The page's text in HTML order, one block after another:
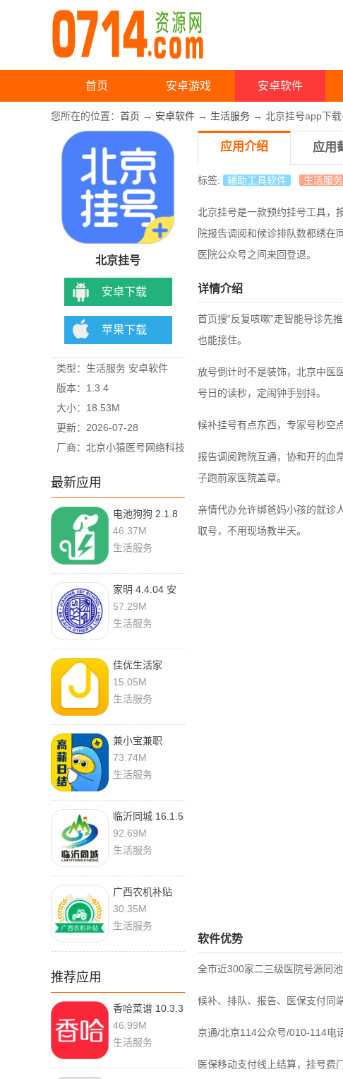
首页 安卓游戏 安卓软件
您所在的位置： 首页 → 安卓软件 → 生活服务 → 北京挂号app下
北京挂号
安卓下载
苹果下载
类型：生活服务 安卓软件
版本：1.3.4
大小：18.53M
更新：2026-07-28
厂商：北京小猿医号网络科技
最新应用
电池狗狗 2.1.8
官方版
46.37M
生活服务
家明 4.4.04 安
卓版
57.29M
生活服务
佳优生活家
3.7.5
15.05M
生活服务
兼小宝兼职
1.3.5 安卓版
73.74M
生活服务
临沂同城 16.1.5
92.69M
生活服务
广西农机补贴
1.3.4
30.35M
生活服务
推荐应用
香哈菜谱 10.3.3
官方版
46.99M
生活服务
应用介绍 应用
标签: 辅助工具软件 生活服务
北京挂号是一款预约挂号工具，
院报告调阅和候诊排队数都绣在
医院公众号之间来回登退。
详情介绍
首页搜“反复咳嗽”走智能导诊先
也能接住。
放号倒计时不是装饰，北京中医
号日的读秒，定闹钟手别抖。
候补挂号有点东西，专家号秒空
报告调阅跨院互通，协和开的血
子跑前家医院盖章。
亲情代办允许绑爸妈小孩的就诊
取号，不用现场教半天。
软件优势
全市近300家二三级医院号源同
候补、排队、报告、医保支付同
京通/北京114公众号/010-114电
医保移动支付线上结算，挂号费